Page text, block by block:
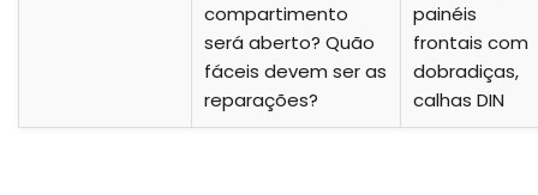
compartimento
será aberto? Quão
fáceis devem ser as
reparações?
painéis
frontais com
dobradiças,
calhas DIN